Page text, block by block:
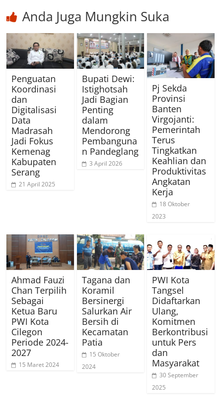
Anda Juga Mungkin Suka
Penguatan
Koordinasi
dan
Digitalisasi
Data
Madrasah
Jadi Fokus
Kemenag
Kabupaten
Serang
21 April 2025
Bupati Dewi:
Istighotsah
Jadi Bagian
Penting
dalam
Mendorong
Pembanguna
n Pandeglang
3 April 2026
Pj Sekda
Provinsi
Banten
Virgojanti:
Pemerintah
Terus
Tingkatkan
Keahlian dan
Produktivitas
Angkatan
Kerja
18 Oktober
2023
Ahmad Fauzi
Chan Terpilih
Sebagai
Ketua Baru
PWI Kota
Cilegon
Periode 2024-
2027
15 Maret 2024
Tagana dan
Koramil
Bersinergi
Salurkan Air
Bersih di
Kecamatan
Patia
15 Oktober
2024
PWI Kota
Tangsel
Didaftarkan
Ulang,
Komitmen
Berkontribusi
untuk Pers
dan
Masyarakat
30 September
2025